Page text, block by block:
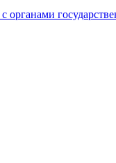
органами